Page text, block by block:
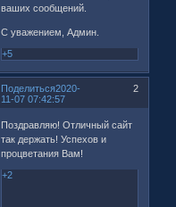
ваших сообщений.
С уважением, Админ.
+5
Поделиться 2
2020-
11-07 07:42:57
Поздравляю! Отличный сайт
так держать! Успехов и
процветания Вам!
+2